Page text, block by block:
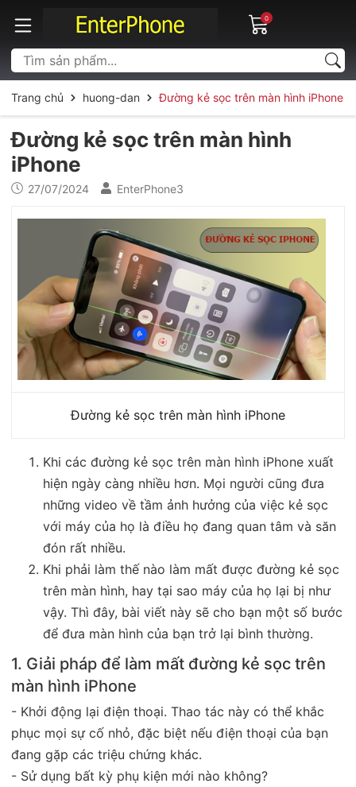
0
Trang chủ huong-dan Đường kẻ sọc trên màn hình iPhone
Đường kẻ sọc trên màn hình
iPhone
27/07/2024 EnterPhone3
Đường kẻ sọc trên màn hình iPhone
Khi các đường kẻ sọc trên màn hình iPhone xuất
hiện ngày càng nhiều hơn. Mọi người cũng đưa
những video về tầm ảnh hưởng của việc kẻ sọc
với máy của họ là điều họ đang quan tâm và săn
đón rất nhiều.
Khi phải làm thế nào làm mất được đường kẻ sọc
trên màn hình, hay tại sao máy của họ lại bị như
vậy. Thì đây, bài viết này sẽ cho bạn một số bước
để đưa màn hình của bạn trở lại bình thường.
1. Giải pháp để làm mất đường kẻ sọc trên
màn hình iPhone
- Khởi động lại điện thoại. Thao tác này có thể khắc
phục mọi sự cố nhỏ, đặc biệt nếu điện thoại của bạn
đang gặp các triệu chứng khác.
- Sử dụng bất kỳ phụ kiện mới nào không?